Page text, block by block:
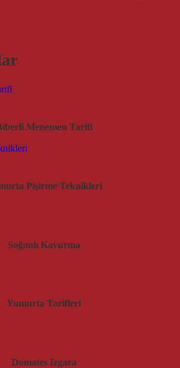
Menemen Tarifi
Pişirme Teknikleri
Soğanlı Kavurma
Yumurta Tarifleri
Domates Izgara